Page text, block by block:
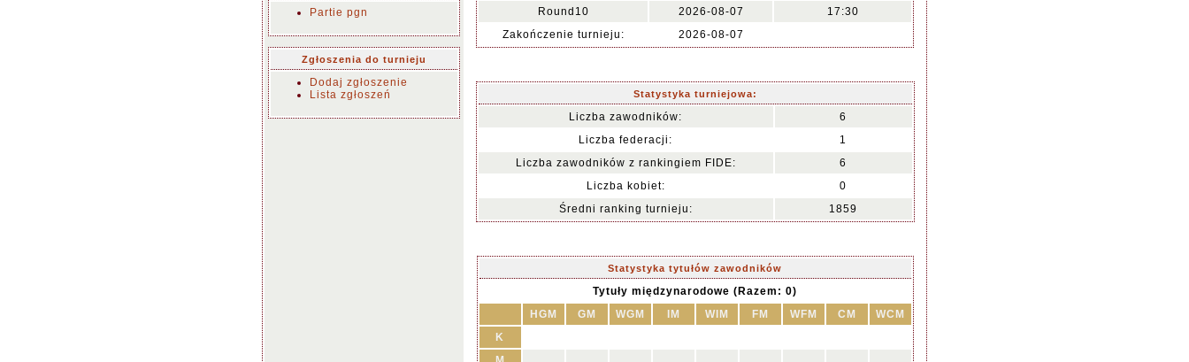
Partie pgn
Zgłoszenia do turnieju
Dodaj zgłoszenie
Lista zgłoszeń
Round10
2026-08-07
17:30
Zakończenie turnieju:
2026-08-07
Statystyka turniejowa:
Liczba zawodników:
6
Liczba federacji:
1
Liczba zawodników z rankingiem FIDE:
6
Liczba kobiet:
0
Średni ranking turnieju:
1859
Statystyka tytułów zawodników
Tytuły międzynarodowe (Razem: 0)
HGM
GM WGM IM WIM FM WFM CM
WCM
K